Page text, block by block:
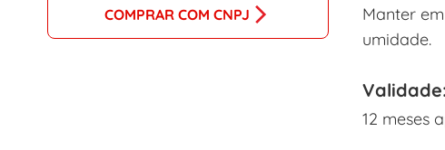
COMPRAR COM CNPJ
Manter
umidade.
Validade:
12 meses